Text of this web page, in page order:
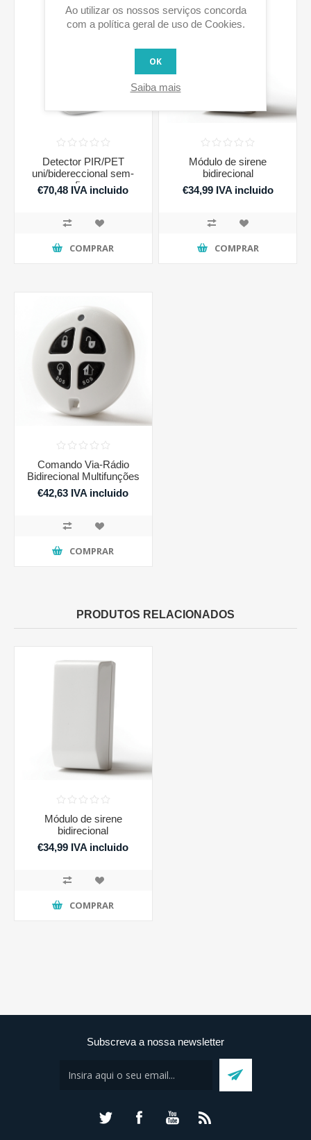
Detector PIR/PET
uni/bidereccional sem-
fios
€70,48 IVA incluido
COMPRAR
Módulo de sirene
bidirecional
€34,99 IVA incluido
COMPRAR
Comando Via-Rádio
Bidirecional Multifunções
€42,63 IVA incluido
COMPRAR
PRODUTOS RELACIONADOS
Módulo de sirene
bidirecional
€34,99 IVA incluido
COMPRAR
Subscreva a nossa newsletter
Ao utilizar os nossos serviços concorda
com a política geral de uso de Cookies.
OK
Saiba mais